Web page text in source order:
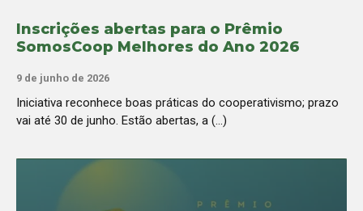
Inscrições abertas para o Prêmio
SomosCoop Melhores do Ano 2026
9 de junho de 2026
Iniciativa reconhece boas práticas do cooperativismo; prazo
vai até 30 de junho. Estão abertas, a (...)